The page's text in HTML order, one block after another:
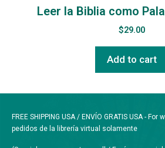
Leer la Biblia como
$29.00
Add to cart
FREE SHIPPING USA / ENVÍO GRATIS USA -
pedidos de la librería virtual solamente